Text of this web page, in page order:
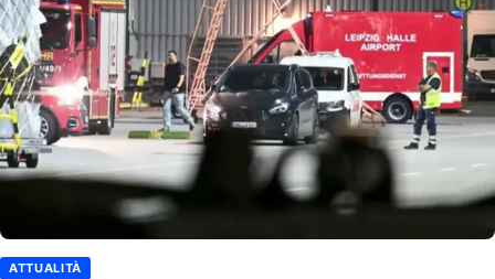
ATTUALITÀ